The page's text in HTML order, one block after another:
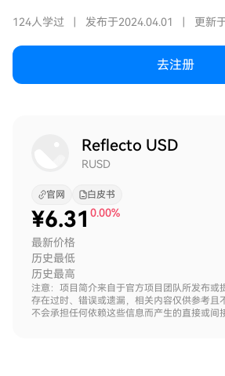
124人学过 发布于2024.04.01 更新
去注册
Reflecto USD
RUSD
官网 白皮书
¥6.31 0.00%
最新价格
历史最低
历史最高
注意：项目简介来自于官方项目团队所发布或
存在过时、错误或遗漏，相关内容仅供参考且
不会承担任何依赖这些信息而产生的直接或间